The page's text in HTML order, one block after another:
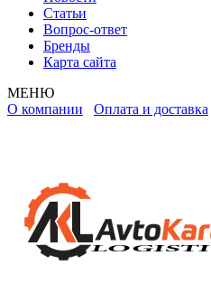
Статьи
Вопрос-ответ
Бренды
Карта сайта
МЕНЮ
О компании Оплата и доставка